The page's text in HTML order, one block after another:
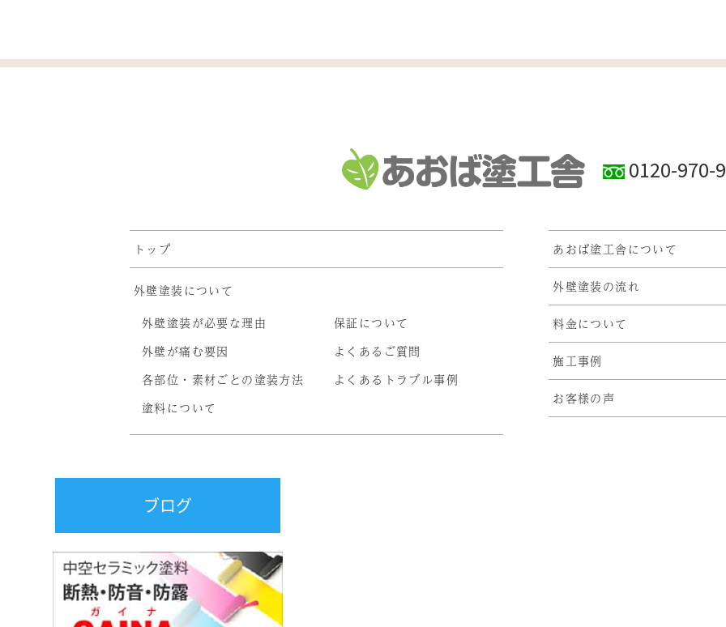
0120-970-
トップ
外壁塗装について
外壁塗装が必要な理由
外壁が痛む要因
各部位・素材ごとの塗装方法
塗料について
保証について
よくあるご質問
よくあるトラブル事例
あおば塗工舎について
外壁塗装の流れ
料金について
施工事例
お客様の声
ブログ